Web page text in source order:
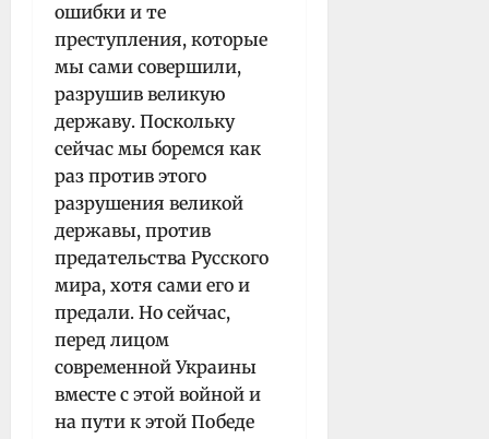
ошибки и те
преступления, которые
мы сами совершили,
разрушив великую
державу. Поскольку
сейчас мы боремся как
раз против этого
разрушения великой
державы, против
предательства Русского
мира, хотя сами его и
предали. Но сейчас,
перед лицом
современной Украины
вместе с этой войной и
на пути к этой Победе